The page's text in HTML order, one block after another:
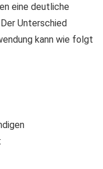
eine deutliche
Unterschied
kann wie folgt